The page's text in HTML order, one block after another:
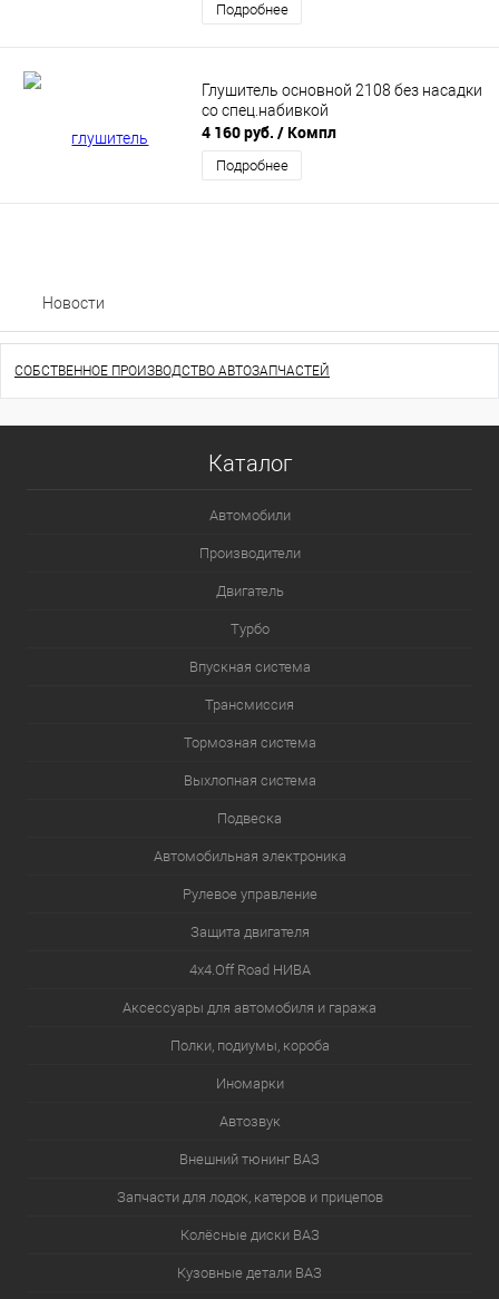
Подробнее
Глушитель основной 2108 без насадки
со спец.набивкой
4 160 руб. / Компл
Подробнее
Новости
СОБСТВЕННОЕ ПРОИЗВОДСТВО АВТОЗАПЧАСТЕЙ
Каталог
Автомобили
Производители
Двигатель
Турбо
Впускная система
Трансмиссия
Тормозная система
Выхлопная система
Подвеска
Автомобильная электроника
Рулевое управление
Защита двигателя
4х4.Off Road НИВА
Аксессуары для автомобиля и гаража
Полки, подиумы, короба
Иномарки
Автозвук
Внешний тюнинг ВАЗ
Запчасти для лодок, катеров и прицепов
Колёсные диски ВАЗ
Кузовные детали ВАЗ